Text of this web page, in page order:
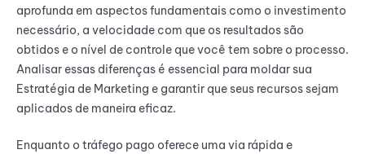
aprofunda em aspectos fundamentais como o investimento
necessário, a velocidade com que os resultados são
obtidos e o nível de controle que você tem sobre o processo.
Analisar essas diferenças é essencial para moldar sua
Estratégia de Marketing e garantir que seus recursos sejam
aplicados de maneira eficaz.
Enquanto o tráfego pago oferece uma via rápida e